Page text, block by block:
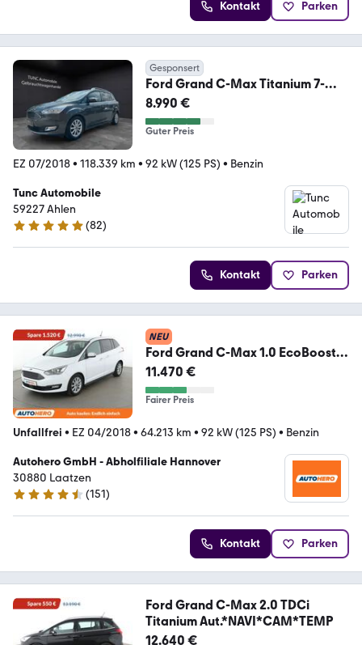
Kontakt Parken
Gesponsert
Ford Grand C-Max Titanium 7-
STZR KMRA NAVI AHK
8.990 €
Guter Preis
EZ 07/2018• 118.339 km • 92 kW (125 PS) • Benzin
Tunc Automobile
59227 Ahlen
5 Sterne
(82)
Kontakt Parken
NEU
Ford Grand C-Max 1.0 EcoBoost
Titanium*NAVI*CAM*SHZ*
11.470 €
Fairer Preis
Unfallfrei • EZ 04/2018• 64.213 km • 92 kW (125 PS) • Benzin
Autohero GmbH - Abholfiliale Hannover
30880 Laatzen
4.7 Sterne
(151)
Kontakt Parken
Ford Grand C-Max 2.0 TDCi
Titanium Aut.*NAVI*CAM*TEMP
12.640 €